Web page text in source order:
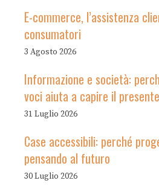
E-commerce, l’assistenza
consumatori
3 Agosto 2026
Informazione e società:
voci aiuta a capire il presente
31 Luglio 2026
Case accessibili: perché
pensando al futuro
30 Luglio 2026